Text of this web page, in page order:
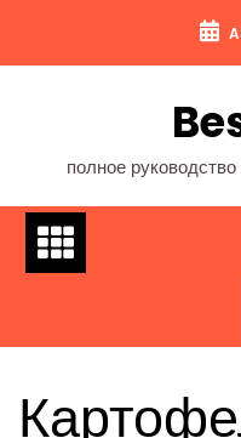
содержимому
полное